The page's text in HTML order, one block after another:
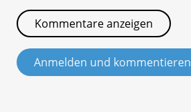
Kommentare anzeigen
Anmelden und kommentieren